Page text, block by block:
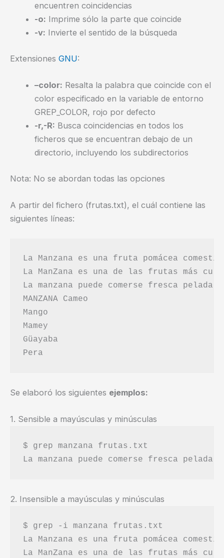
encuentren coincidencias
-o: Imprime sólo la parte que coincide
-v: Invierte el sentido de la búsqueda
Extensiones GNU:
–color: Resalta la palabra que coincide con el
color especificado en la variable de entorno
GREP_COLOR, rojo por defecto
-r,-R: Busca coincidencias en todos los
ficheros que se encuentran debajo de un
directorio, incluyendo los subdirectorios
Nota: No se abordan todas las opciones
A partir del fichero (frutas.txt), el cuál contiene las
siguientes líneas:
La Manzana es una fruta pomácea
La ManZana es una de las frutas más
La manzana puede comerse fresca pelada
MANZANA Cameo
Mango
Mamey
Güayaba
Se elaboró los siguientes ejemplos:
1. Sensible a mayúsculas y minúsculas
$ grep manzana frutas.txt
2. Insensible a mayúsculas y minúsculas
$ grep -i manzana frutas.txt
La Manzana es una fruta pomácea
La ManZana es una de las frutas más